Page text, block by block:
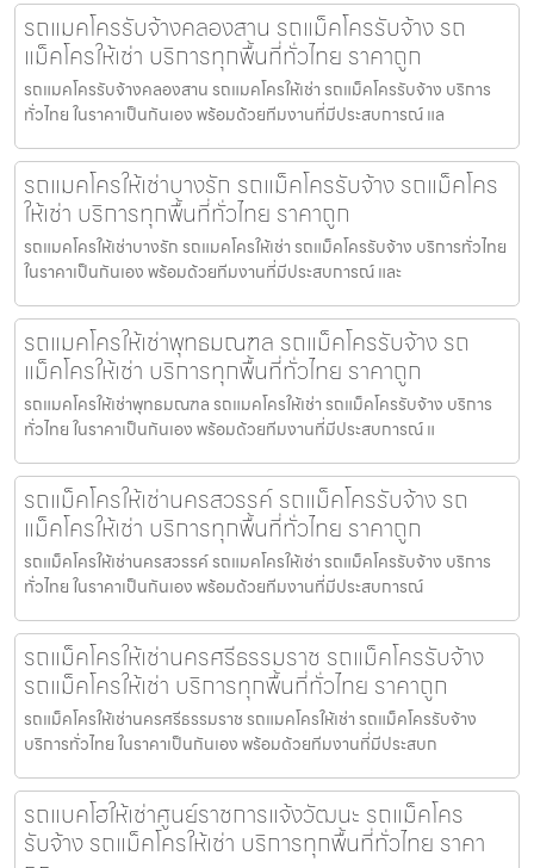
รถแมคโครรับจ้างคลองสาน รถแม็คโครรับจ้าง รถ
แม็คโครให้เช่า บริการทุกพื้นที่ทั่วไทย ราคาถูก
รถแมคโครรับจ้างคลองสาน รถแมคโครให้เช่า รถแม็คโครรับจ้าง บริการ
ทั่วไทย ในราคาเป็นกันเอง พร้อมด้วยทีมงานที่มีประสบการณ์ แล
รถแมคโครให้เช่าบางรัก รถแม็คโครรับจ้าง รถแม็คโคร
ให้เช่า บริการทุกพื้นที่ทั่วไทย ราคาถูก
รถแมคโครให้เช่าบางรัก รถแมคโครให้เช่า รถแม็คโครรับจ้าง บริการทั่วไทย
ในราคาเป็นกันเอง พร้อมด้วยทีมงานที่มีประสบการณ์ และ
รถแมคโครให้เช่าพุทธมณฑล รถแม็คโครรับจ้าง รถ
แม็คโครให้เช่า บริการทุกพื้นที่ทั่วไทย ราคาถูก
รถแมคโครให้เช่าพุทธมณฑล รถแมคโครให้เช่า รถแม็คโครรับจ้าง บริการ
ทั่วไทย ในราคาเป็นกันเอง พร้อมด้วยทีมงานที่มีประสบการณ์ แ
รถแม็คโครให้เช่านครสวรรค์ รถแม็คโครรับจ้าง รถ
แม็คโครให้เช่า บริการทุกพื้นที่ทั่วไทย ราคาถูก
รถแม็คโครให้เช่านครสวรรค์ รถแมคโครให้เช่า รถแม็คโครรับจ้าง บริการ
ทั่วไทย ในราคาเป็นกันเอง พร้อมด้วยทีมงานที่มีประสบการณ์
รถแม็คโครให้เช่านครศรีธรรมราช รถแม็คโครรับจ้าง
รถแม็คโครให้เช่า บริการทุกพื้นที่ทั่วไทย ราคาถูก
รถแม็คโครให้เช่านครศรีธรรมราช รถแมคโครให้เช่า รถแม็คโครรับจ้าง
บริการทั่วไทย ในราคาเป็นกันเอง พร้อมด้วยทีมงานที่มีประสบก
รถแบคโฮให้เช่าศูนย์ราชการแจ้งวัฒนะ รถแม็คโคร
รับจ้าง รถแม็คโครให้เช่า บริการทุกพื้นที่ทั่วไทย ราคา